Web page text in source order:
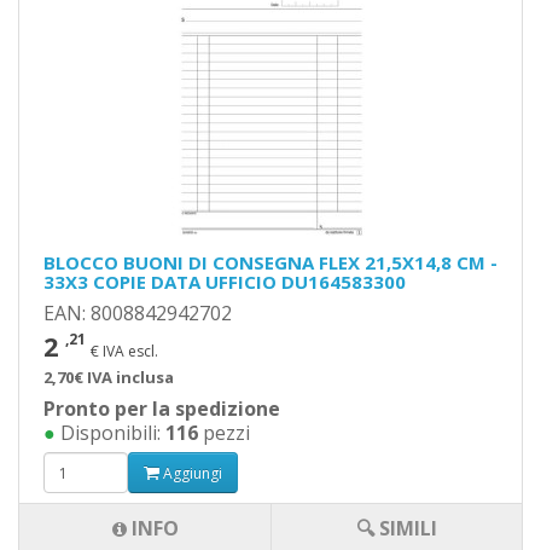
BLOCCO BUONI DI CONSEGNA FLEX 21,5X14,8 CM -
33X3 COPIE DATA UFFICIO DU164583300
EAN: 8008842942702
2 ,21
€ IVA escl.
2,70€ IVA inclusa
Pronto per la spedizione
● Disponibili: 116 pezzi
Aggiungi
INFO 🔍 SIMILI